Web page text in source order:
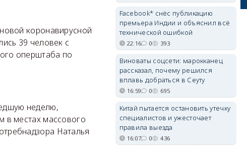
коронавирусной
39 человек с
оперштаба по
неделю,
в местах массового
Наталья
Facebook* снёс публикацию
премьера Индии и объяснил всё
технической ошибкой
22:16 0 393
Виноваты соцсети: марокканец
рассказал, почему решился
вплавь добраться в Сеуту
16:59 0 695
Китай пытается остановить утечку
специалистов и ужесточает
правила выезда
16:07 0 436